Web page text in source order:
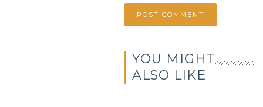
YOU MIGHT
ALSO LIKE